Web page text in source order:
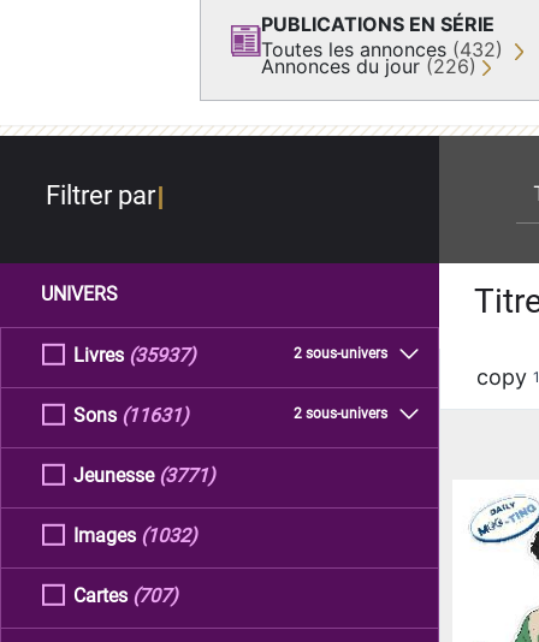
PUBLICATIONS EN SÉRIE
Toutes les annonces (432)
Annonces du jour (226)
Filtrer par
UNIVERS
Livres 2 sous-univers
(35937)
Sons 2 sous-univers
(11631)
Jeunesse (3771)
Images (1032)
Cartes (707)
copy